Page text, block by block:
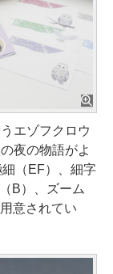
エゾフクロウ
夜の物語がよ
（EF）、細字
B）、ズーム
意されてい